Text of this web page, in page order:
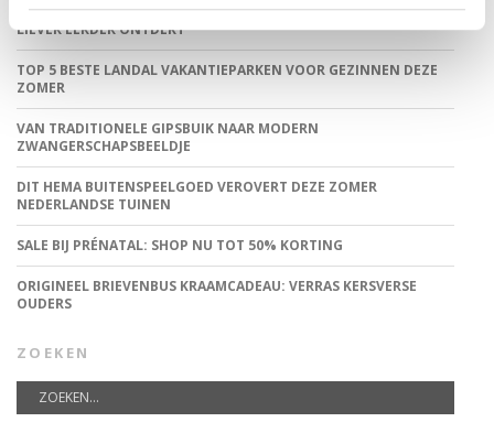
DEZE HEMA ZWANGERSCHAPSONDERGOED ESSENTIALS HAD JE
LIEVER EERDER ONTDEKT
TOP 5 BESTE LANDAL VAKANTIEPARKEN VOOR GEZINNEN DEZE
ZOMER
VAN TRADITIONELE GIPSBUIK NAAR MODERN
ZWANGERSCHAPSBEELDJE
DIT HEMA BUITENSPEELGOED VEROVERT DEZE ZOMER
NEDERLANDSE TUINEN
SALE BIJ PRÉNATAL: SHOP NU TOT 50% KORTING
ORIGINEEL BRIEVENBUS KRAAMCADEAU: VERRAS KERSVERSE
OUDERS
ZOEKEN